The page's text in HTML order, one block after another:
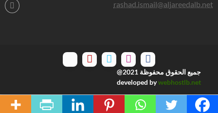
rashad.ismail@aljareedalb.net
جميع الحقوق محفوظة 2021@
developed bywebhostlb.net